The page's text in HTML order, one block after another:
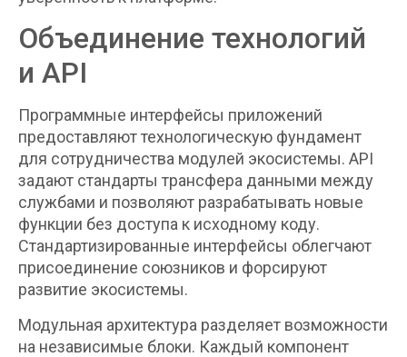
Объединение технологий
и API
Программные интерфейсы приложений
предоставляют технологическую фундамент
для сотрудничества модулей экосистемы. API
задают стандарты трансфера данными между
службами и позволяют разрабатывать новые
функции без доступа к исходному коду.
Стандартизированные интерфейсы облегчают
присоединение союзников и форсируют
развитие экосистемы.
Модульная архитектура разделяет возможности
на независимые блоки. Каждый компонент